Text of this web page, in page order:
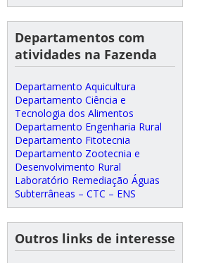
Departamentos com
atividades na Fazenda
Departamento Aquicultura
Departamento Ciência e
Tecnologia dos Alimentos
Departamento Engenharia Rural
Departamento Fitotecnia
Departamento Zootecnia e
Desenvolvimento Rural
Laboratório Remediação Águas
Subterrâneas – CTC – ENS
Outros links de interesse